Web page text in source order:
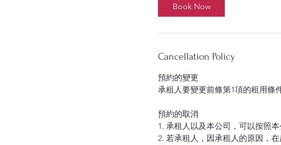
Book Now
Cancellation Policy
預約的變更
承租人要變更前條第1項的租用條
預約的取消
1. 承租人以及本公司，可以按照
2. 若承租人，因承租人的原因，